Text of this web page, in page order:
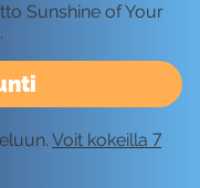
Sunshine of Your
Voit kokeilla 7